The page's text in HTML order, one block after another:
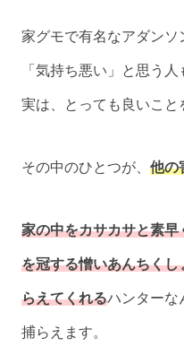
家グモで有名なアダンソ
「気持ち悪い」と思う
実は、とっても良いこと
その中のひとつが、 他の
家の中をカサカサと素
を冠する憎いあんちく
らえてくれるハンターな
捕らえます。